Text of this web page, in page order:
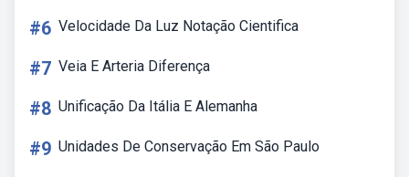
#6 Velocidade Da Luz Notação Cientifica
#7 Veia E Arteria Diferença
#8 Unificação Da Itália E Alemanha
#9 Unidades De Conservação Em São Paulo